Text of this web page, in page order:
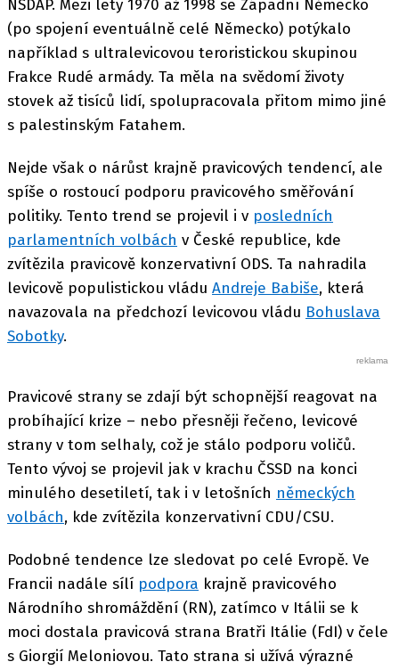
NSDAP. Mezi lety 1970 až 1998 se Západní Německo
(po spojení eventuálně celé Německo) potýkalo
například s ultralevicovou teroristickou skupinou
Frakce Rudé armády. Ta měla na svědomí životy
stovek až tisíců lidí, spolupracovala přitom mimo jiné
s palestinským Fatahem.
Nejde však o nárůst krajně pravicových tendencí, ale
spíše o rostoucí podporu pravicového směřování
politiky. Tento trend se projevil i v posledních
parlamentních volbách v České republice, kde
zvítězila pravicově konzervativní ODS. Ta nahradila
levicově populistickou vládu Andreje Babiše, která
navazovala na předchozí levicovou vládu Bohuslava
Sobotky.
Pravicové strany se zdají být schopnější reagovat na
probíhající krize – nebo přesněji řečeno, levicové
strany v tom selhaly, což je stálo podporu voličů.
Tento vývoj se projevil jak v krachu ČSSD na konci
minulého desetiletí, tak i v letošních německých
volbách, kde zvítězila konzervativní CDU/CSU.
Podobné tendence lze sledovat po celé Evropě. Ve
Francii nadále sílí podpora krajně pravicového
Národního shromáždění (RN), zatímco v Itálii se k
moci dostala pravicová strana Bratři Itálie (FdI) v čele
s Giorgií Meloniovou. Tato strana si užívá výrazné